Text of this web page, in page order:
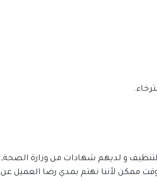
و لديهم شهادات من وزارة الصحة,
ممكن لأننا نهتم بمدي رضا العميل عن